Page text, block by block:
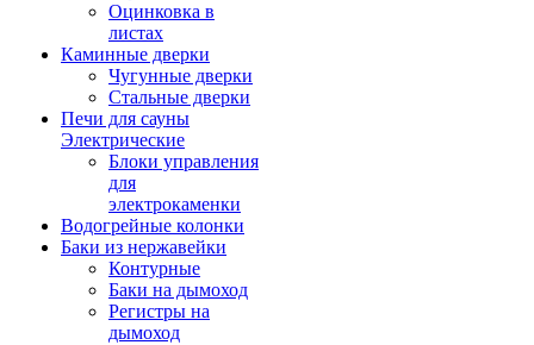
Оцинковка в
листах
Каминные дверки
Чугунные дверки
Стальные дверки
Печи для сауны
Электрические
Блоки управления
для
электрокаменки
Водогрейные колонки
Баки из нержавейки
Контурные
Баки на дымоход
Регистры на
дымоход